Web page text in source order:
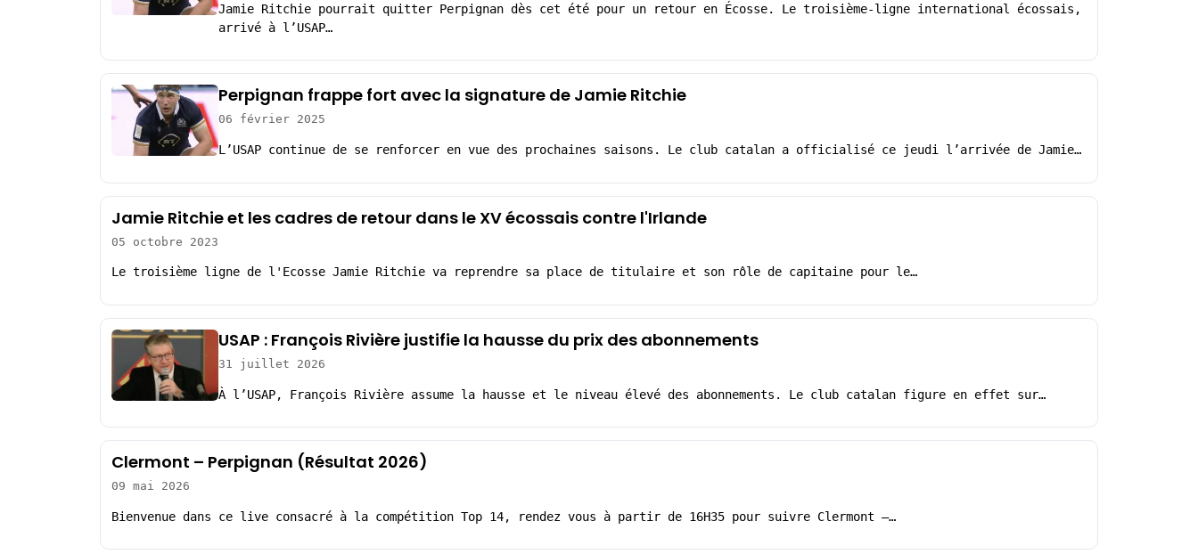
Jamie Ritchie pourrait quitter Perpignan dès cet été pour un retour en Écosse. Le troisième-ligne international écossais,
arrivé à l’USAP…
Perpignan frappe fort avec la signature de Jamie Ritchie
06 février 2025
L’USAP continue de se renforcer en vue des prochaines saisons. Le club catalan a officialisé ce jeudi l’arrivée de Jamie…
Jamie Ritchie et les cadres de retour dans le XV écossais contre l'Irlande
05 octobre 2023
Le troisième ligne de l'Ecosse Jamie Ritchie va reprendre sa place de titulaire et son rôle de capitaine pour le…
USAP : François Rivière justifie la hausse du prix des abonnements
31 juillet 2026
À l’USAP, François Rivière assume la hausse et le niveau élevé des abonnements. Le club catalan figure en effet sur…
Clermont – Perpignan (Résultat 2026)
09 mai 2026
Bienvenue dans ce live consacré à la compétition Top 14, rendez vous à partir de 16H35 pour suivre Clermont –…